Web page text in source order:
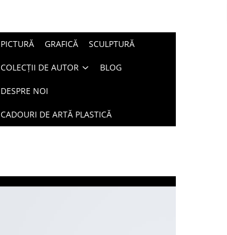
PICTURĂ GRAFICĂ SCULPTURĂ
COLECȚII DE AUTOR BLOG
DESPRE NOI
CADOURI DE ARTĂ PLASTICĂ